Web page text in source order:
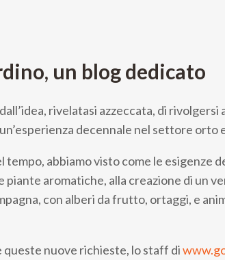
un blog dedicato
rivelatasi azzeccata, di
decennale nel settore orto
tempo, abbiamo visto come le esigenze
piante aromatiche, alla creazione di un
con alberi da frutto, ortaggi, e
nuove richieste, lo staff di